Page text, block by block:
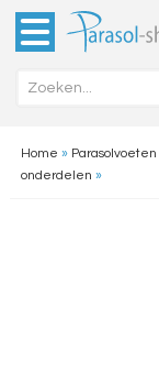
Home » Parasolvoeten
onderdelen »